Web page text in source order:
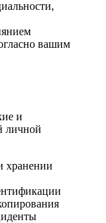
вашим
и
личной
хранении